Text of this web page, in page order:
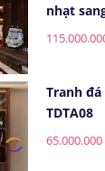
nhạt
Tranh
TDTA08